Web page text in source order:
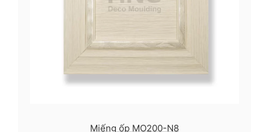
Miếng ốp MO200-N8